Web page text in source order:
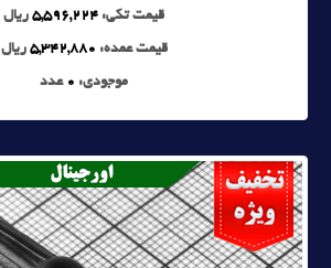
قیمت تکی: 5,596,224 ریال
قیمت عمده: 5,342,880 ریال
موجودی: 0 عدد